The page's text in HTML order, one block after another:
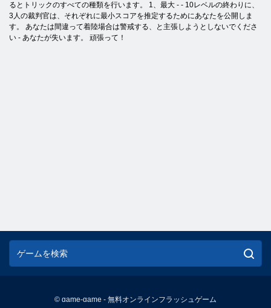
るとトリックのすべての種類を行います。 1、最大 - - 10レベルの終わりに、
3人の裁判官は、それぞれに最小スコアを推定するためにあなたを公開しま
す。 あなたは間違って着陸場合は警戒する、と主張しようとしないでくださ
い - あなたが失います。 頑張って！
© game-game - 無料オンラインフラッシュゲーム